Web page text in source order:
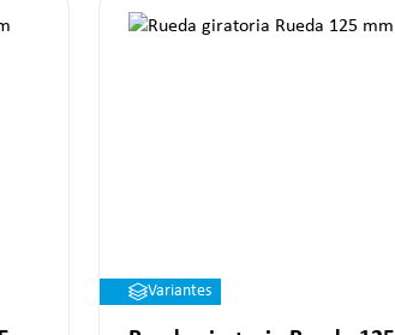
Variantes